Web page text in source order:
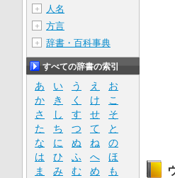
＋ 人名
＋ 方言
＋ 辞書・百科事典
すべての辞書の索引
あ い う え
お
か
き く け
こ
さ
し す せ
そ
た
ち つ て
と
な
に ぬ ね
の
は
ひ ふ へ
ほ
ま
み む め
も